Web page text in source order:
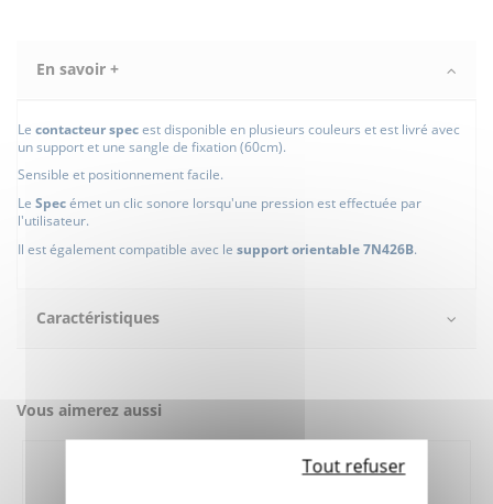
En savoir +
Le contacteur specest disponible en plusieurs couleurs et est livré avec
un support et une sangle de fixation (60cm).
Sensible et positionnement facile.
Le Specémet un clic sonore lorsqu'une pression est effectuée par
l'utilisateur.
Il est également compatible avec le support orientable 7N426B.
Caractéristiques
Vous aimerez aussi
Tout refuser